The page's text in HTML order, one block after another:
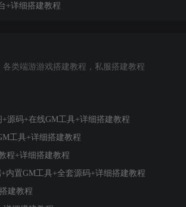
+详细搭建教程
类端游游戏搭建教程，私服搭建教程
源码+在线GM工具+详细搭建教程
工具+详细搭建教程
程+详细搭建教程
内置GM工具+全套源码+详细搭建教程
建教程